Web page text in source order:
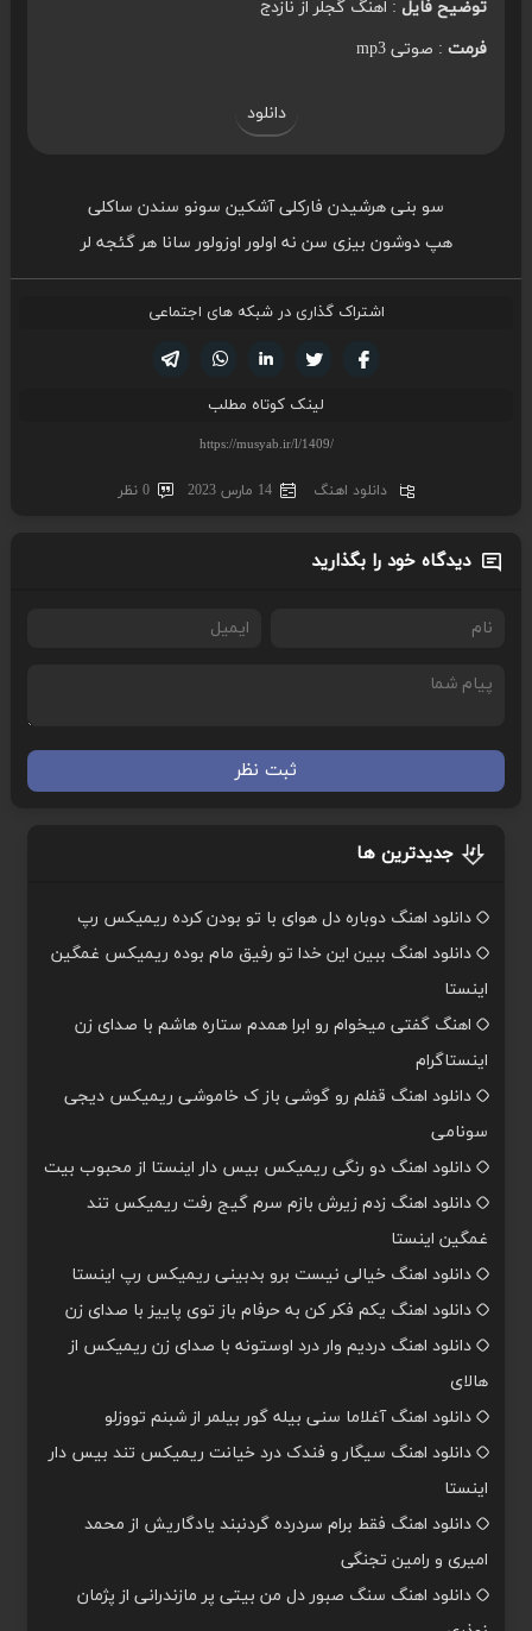
توضیح فایل: اهنگ گجلر از نازدج
فرمت: صوتی mp3
دانلود
سو بنی هرشیدن فارکلی آشکین سونو سندن ساکلی
هپ دوشون بیزی سن نه اولور اوزولور سانا هر گئجه لر
اشتراک گذاری در شبکه های اجتماعی
لینکدین تویتر
فیسوک
لینک کوتاه مطلب
دانلود اهنگ 14 مارس 2023 0 نظر
دیدگاه خود را بگذارید
ثبت نظر
جدیدترین ها
دانلود اهنگ دوباره دل هوای با تو بودن کرده ریمیکس رپ
دانلود اهنگ ببین این خدا تو رفیق مام بوده ریمیکس غمگین
اینستا
اهنگ گفتی میخوام رو ابرا همدم ستاره هاشم با صدای زن
اینستاگرام
دانلود اهنگ قفلم رو گوشی باز ک خاموشی ریمیکس دیجی
سونامی
دانلود اهنگ دو رنگی ریمیکس بیس دار اینستا از محبوب بیت
دانلود اهنگ زدم زیرش بازم سرم گیج رفت ریمیکس تند
غمگین اینستا
دانلود اهنگ خیالی نیست برو بدبینی ریمیکس رپ اینستا
دانلود اهنگ یکم فکر کن به حرفام باز توی پاییز با صدای زن
دانلود اهنگ دردیم وار درد اوستونه با صدای زن ریمیکس از
هالای
دانلود اهنگ آغلاما سنی بیله گور بیلمر از شبنم تووزلو
دانلود اهنگ سیگار و فندک درد خیانت ریمیکس تند بیس دار
اینستا
دانلود اهنگ فقط برام سردرده گردنبند یادگاریش از محمد
امیری و رامین تجنگی
دانلود اهنگ سنگ صبور دل من بیتی پر مازندرانی از پژمان